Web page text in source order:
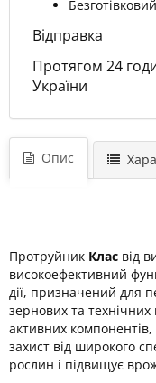
Відправка
Протягом 24
України
Опис
Протруйник Клас від
високоефективний
дії, призначений для
зернових та технічних
активних
захист від широкого
рослин і підвищує